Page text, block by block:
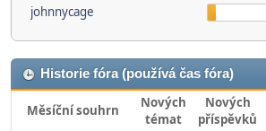
johnnycage
Historie fóra (používá čas fóra)
Měsíční souhrn
Nových
témat
Nových
příspěvků